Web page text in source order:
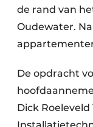
de rand van
Oudewater.
De opdracht
Dick